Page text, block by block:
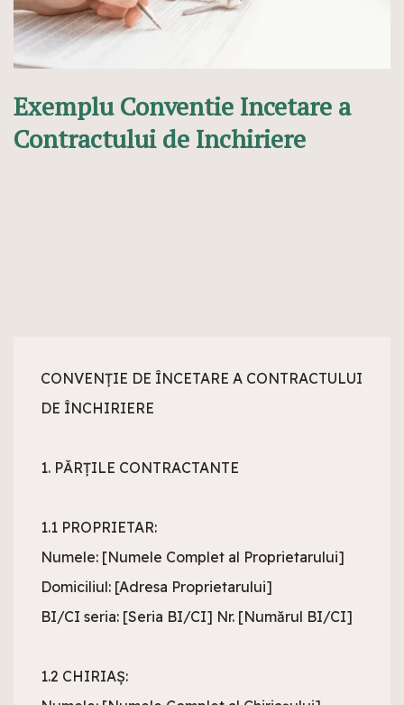
Exemplu Conventie Incetare a
Contractului de Inchiriere
CONVENȚIE DE ÎNCETARE A CONTRACTULUI
DE ÎNCHIRIERE
1. PĂRŢILE CONTRACTANTE
1.1 PROPRIETAR:
Numele: [Numele Complet al Proprietarului]
Domiciliul: [Adresa Proprietarului]
BI/CI seria: [Seria BI/CI] Nr. [Numărul BI/CI]
1.2 CHIRIAȘ: